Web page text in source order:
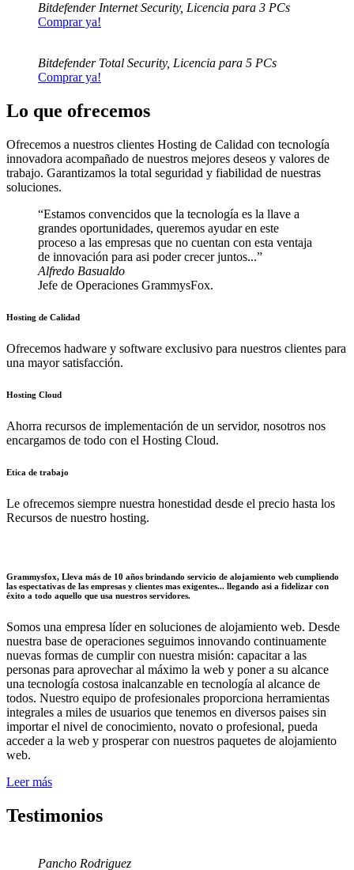
Bitdefender Internet Security, Licencia para 3 PCs
Comprar ya!
Bitdefender Total Security, Licencia para 5 PCs
Comprar ya!
Lo que ofrecemos
Ofrecemos a nuestros clientes Hosting de Calidad con tecnología
innovadora acompañado de nuestros mejores deseos y valores de
trabajo. Garantizamos la total seguridad y fiabilidad de nuestras
soluciones.
Estamos convencidos que la tecnología es la llave a
grandes oportunidades, queremos ayudar en este
proceso a las empresas que no cuentan con esta ventaja
de innovación para asi poder crecer juntos...
Alfredo Basualdo
Jefe de Operaciones GrammysFox.
Hosting de Calidad
Ofrecemos hadware y software exclusivo para nuestros clientes para
una mayor satisfacción.
Hosting Cloud
Ahorra recursos de implementación de un servidor, nosotros nos
encargamos de todo con el Hosting Cloud.
Etica de trabajo
Le ofrecemos siempre nuestra honestidad desde el precio hasta los
Recursos de nuestro hosting.
Grammysfox, Lleva más de 10 años brindando servicio de alojamiento web cumpliendo
las espectativas de las empresas y clientes mas exigentes... llegando asi a fidelizar con
éxito a todo aquello que usa nuestros servidores.
Somos una empresa líder en soluciones de alojamiento web. Desde
nuestra base de operaciones seguimos innovando continuamente
nuevas formas de cumplir con nuestra misión: capacitar a las
personas para aprovechar al máximo la web y poner a su alcance
una tecnología costosa inalcanzable en tecnología al alcance de
todos. Nuestro equipo de profesionales proporciona herramientas
integrales a miles de usuarios que tenemos en diversos paises sin
importar el nivel de conocimiento, novato o profesional, pueda
acceder a la web y prosperar con nuestros paquetes de alojamiento
web.
Leer más
Testimonios
Pancho Rodriguez